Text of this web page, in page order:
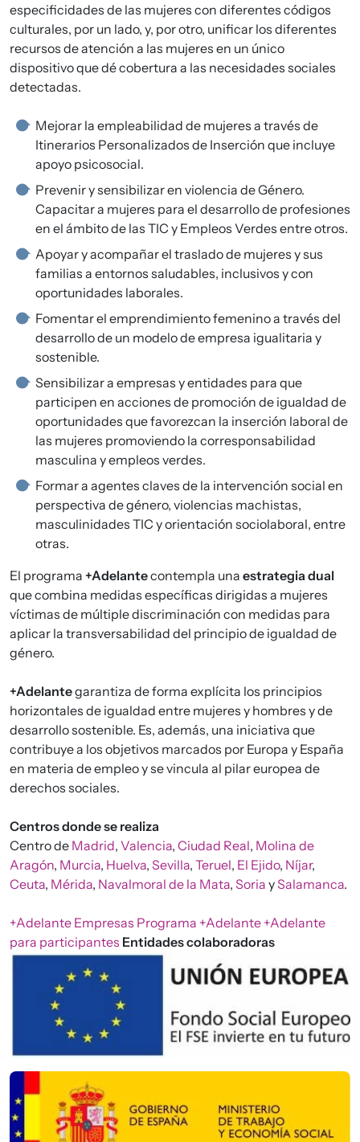
especificidades de las mujeres con diferentes códigos
culturales, por un lado, y, por otro, unificar los diferentes
recursos de atención a las mujeres en un único
dispositivo que dé cobertura a las necesidades sociales
detectadas.
Mejorar la empleabilidad de mujeres a través de
Itinerarios Personalizados de Inserción que incluye
apoyo psicosocial.
Prevenir y sensibilizar en violencia de Género.
Capacitar a mujeres para el desarrollo de profesiones
en el ámbito de las TIC y Empleos Verdes entre otros.
Apoyar y acompañar el traslado de mujeres y sus
familias a entornos saludables, inclusivos y con
oportunidades laborales.
Fomentar el emprendimiento femenino a través del
desarrollo de un modelo de empresa igualitaria y
sostenible.
Sensibilizar a empresas y entidades para que
participen en acciones de promoción de igualdad de
oportunidades que favorezcan la inserción laboral de
las mujeres promoviendo la corresponsabilidad
masculina y empleos verdes.
Formar a agentes claves de la intervención social en
perspectiva de género, violencias machistas,
masculinidades TIC y orientación sociolaboral, entre
otras.
El programa +Adelantecontempla una estrategia dual
que combina medidas específicas dirigidas a mujeres
víctimas de múltiple discriminación con medidas para
aplicar la transversabilidad del principio de igualdad de
género.
+Adelantegarantiza de forma explícita los principios
horizontales de igualdad entre mujeres y hombres y de
desarrollo sostenible. Es, además, una iniciativa que
contribuye a los objetivos marcados por Europa y España
en materia de empleo y se vincula al pilar europea de
derechos sociales.
Centros donde se realiza
Centro de Madrid, Valencia, Ciudad Real, Molina de
Aragón, Murcia, Huelva, Sevilla, Teruel, El Ejido, Níjar,
Ceuta, Mérida, Navalmoral de la Mata, Soria ySalamanca.
+Adelante Empresas Programa +Adelante +Adelante
para participantes Entidades colaboradoras
Imagen
Imagen